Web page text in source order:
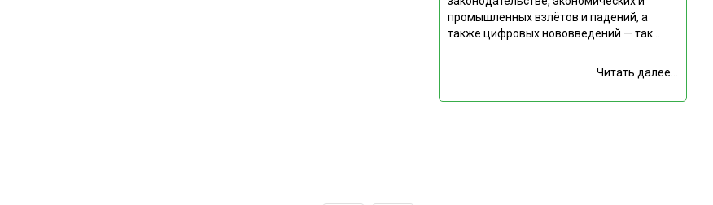
промышленных взлётов и падений, а
также цифровых нововведений — так...
Читать далее...